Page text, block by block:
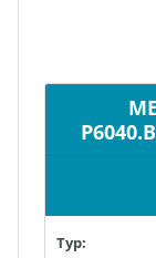
Typ: